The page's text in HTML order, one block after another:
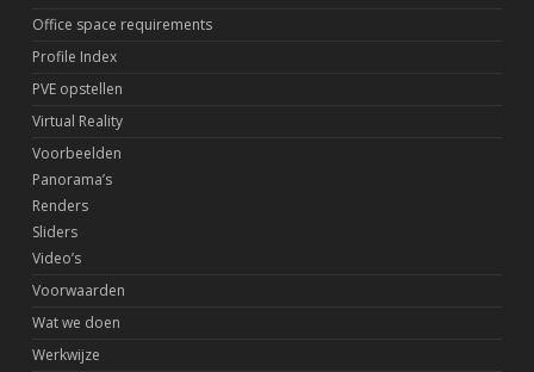
Office space requirements
Profile Index
PVE opstellen
Virtual Reality
Voorbeelden
Panorama’s
Renders
Sliders
Video’s
Voorwaarden
Wat we doen
Werkwijze